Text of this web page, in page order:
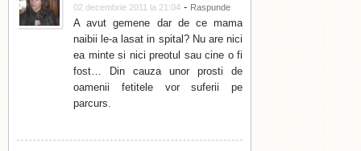
02 decembrie 2011 la 21:04 - Raspunde
A avut gemene dar de ce mama
naibii le-a lasat in spital? Nu are nici
ea minte si nici preotul sau cine o fi
fost… Din cauza unor prosti de
oamenii fetitele vor suferii pe
parcurs.